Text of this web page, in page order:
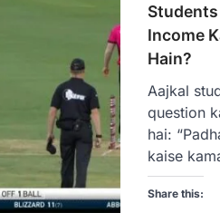
Students
Income
Hain?
Aajkal
question
hai:
kaise
Share this: